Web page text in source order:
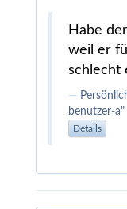
Habe
weil er
schlecht
benutzer-
Details